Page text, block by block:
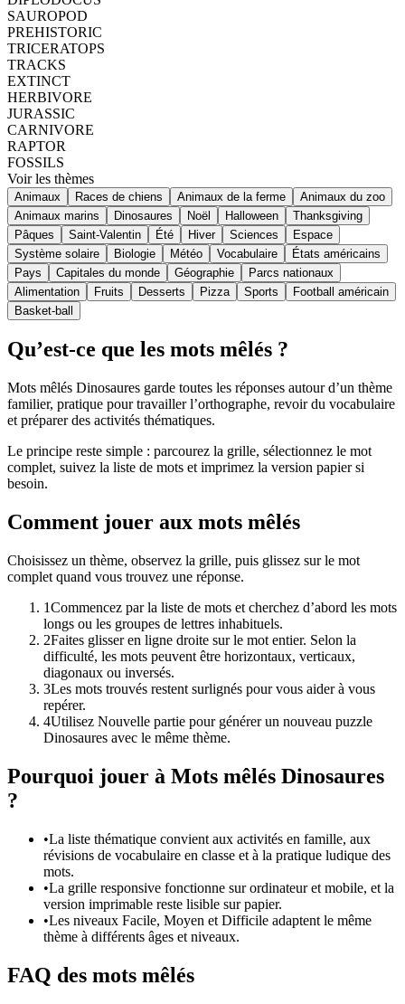
SAUROPOD
PREHISTORIC
TRICERATOPS
TRACKS
EXTINCT
HERBIVORE
JURASSIC
CARNIVORE
RAPTOR
FOSSILS
Voir les thèmes
Animaux Races de chiens Animaux de la ferme
Animaux du zoo
Animaux marins
Dinosaures Noël Halloween
Thanksgiving
Pâques
Saint-Valentin Été Hiver Sciences
Espace
Système solaire
Biologie Météo Vocabulaire
États américains
Pays
Capitales du monde Géographie
Parcs nationaux
Alimentation
Fruits Desserts Pizza Sports
Football américain
Basket-ball
Qu’est-ce que les mots mêlés ?
Mots mêlés Dinosaures garde toutes les réponses autour d’un thème
familier, pratique pour travailler l’orthographe, revoir du vocabulaire
et préparer des activités thématiques.
Le principe reste simple : parcourez la grille, sélectionnez le mot
complet, suivez la liste de mots et imprimez la version papier si
besoin.
Comment jouer aux mots mêlés
Choisissez un thème, observez la grille, puis glissez sur le mot
complet quand vous trouvez une réponse.
1Commencez par la liste de mots et cherchez d’abord les mots
longs ou les groupes de lettres inhabituels.
2Faites glisser en ligne droite sur le mot entier. Selon la
difficulté, les mots peuvent être horizontaux, verticaux,
diagonaux ou inversés.
3Les mots trouvés restent surlignés pour vous aider à vous
repérer.
4Utilisez Nouvelle partie pour générer un nouveau puzzle
Dinosaures avec le même thème.
Pourquoi jouer à Mots mêlés Dinosaures
?
•La liste thématique convient aux activités en famille, aux
révisions de vocabulaire en classe et à la pratique ludique des
mots.
•La grille responsive fonctionne sur ordinateur et mobile, et la
version imprimable reste lisible sur papier.
•Les niveaux Facile, Moyen et Difficile adaptent le même
thème à différents âges et niveaux.
FAQ des mots mêlés